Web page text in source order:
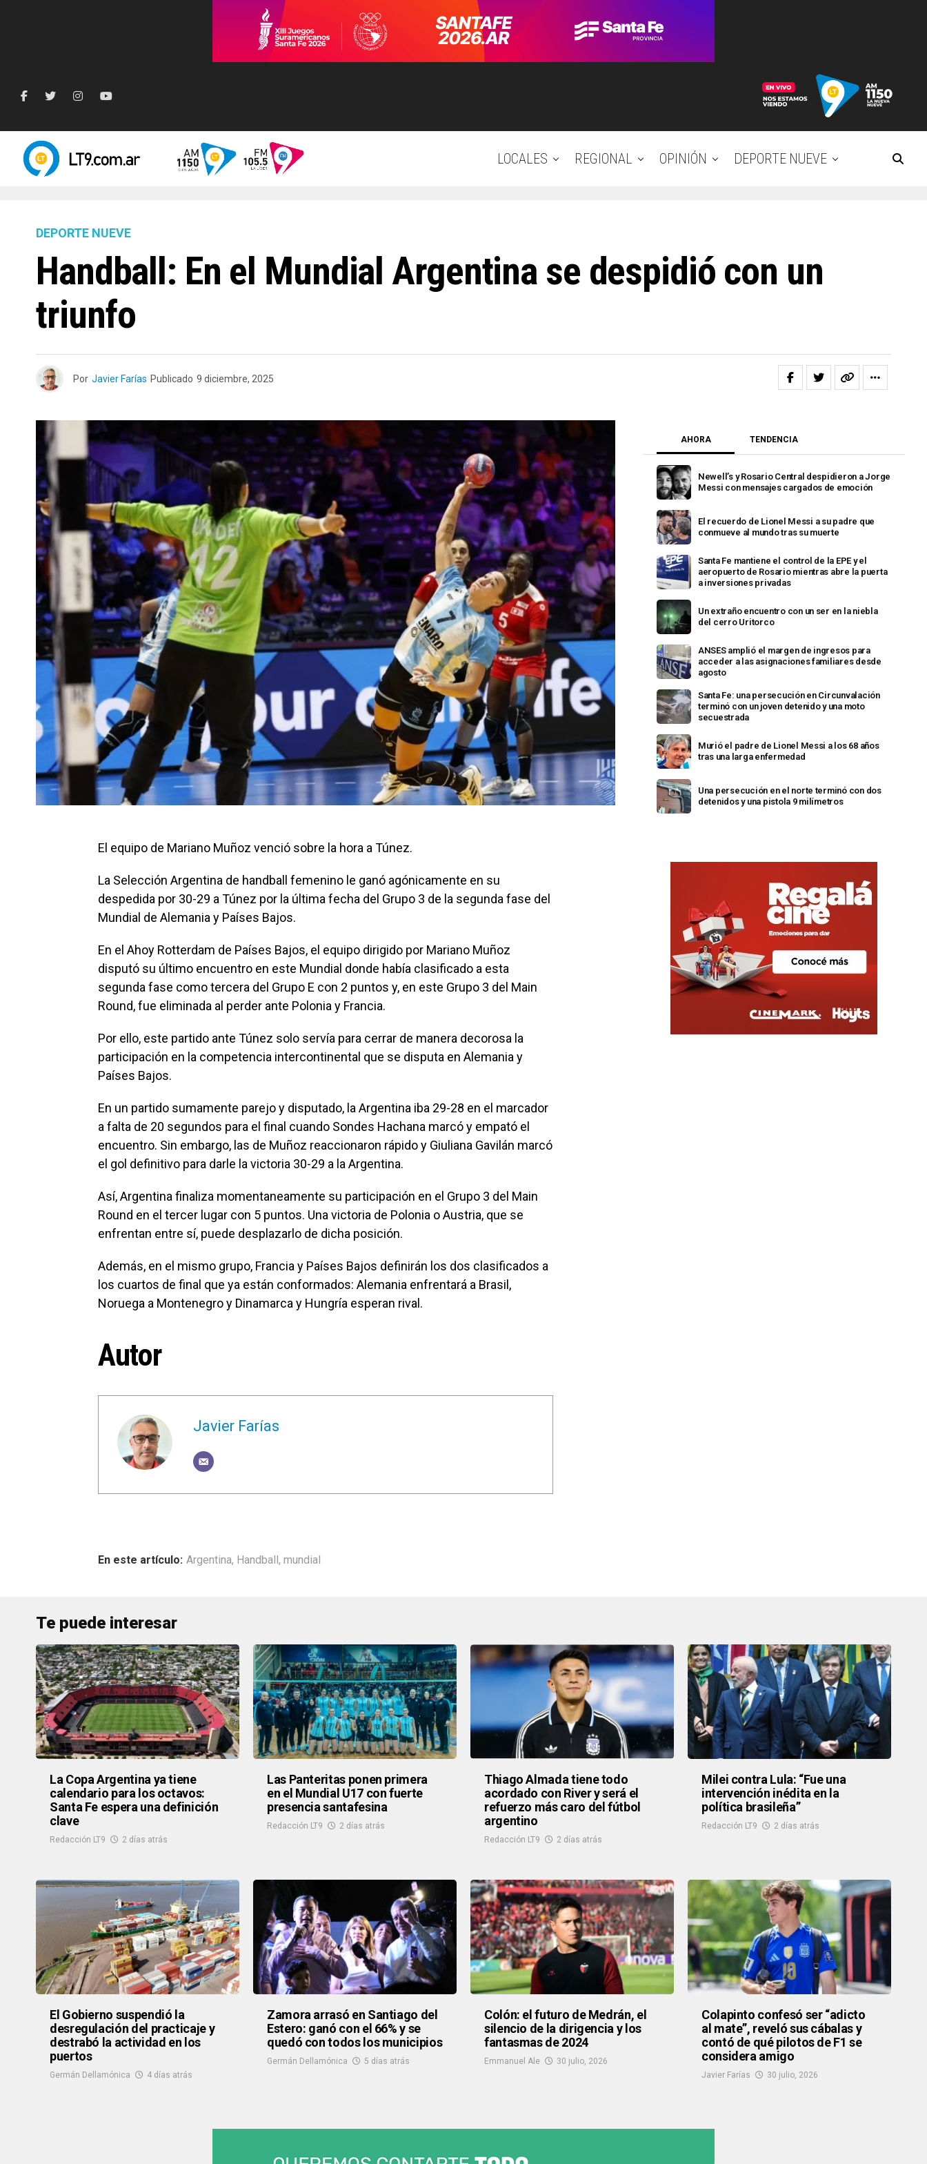
LOCALES REGIONAL OPINIÓN DEPORTE NUEVE
DEPORTE NUEVE
Handball: En el Mundial Argentina se despidió con un
triunfo
Por Javier Farías Publicado 9 diciembre, 2025
El equipo de Mariano Muñoz venció sobre la hora a Túnez.
La Selección Argentina de handball femenino le ganó agónicamente en su
despedida por 30-29 a Túnez por la última fecha del Grupo 3 de la segunda fase del
Mundial de Alemania y Países Bajos.
En el Ahoy Rotterdam de Países Bajos, el equipo dirigido por Mariano Muñoz
disputó su último encuentro en este Mundial donde había clasificado a esta
segunda fase como tercera del Grupo E con 2 puntos y, en este Grupo 3 del Main
Round, fue eliminada al perder ante Polonia y Francia.
Por ello, este partido ante Túnez solo servía para cerrar de manera decorosa la
participación en la competencia intercontinental que se disputa en Alemania y
Países Bajos.
En un partido sumamente parejo y disputado, la Argentina iba 29-28 en el marcador
a falta de 20 segundos para el final cuando Sondes Hachana marcó y empató el
encuentro. Sin embargo, las de Muñoz reaccionaron rápido y Giuliana Gavilán marcó
el gol definitivo para darle la victoria 30-29 a la Argentina.
Así, Argentina finaliza momentaneamente su participación en el Grupo 3 del Main
Round en el tercer lugar con 5 puntos. Una victoria de Polonia o Austria, que se
enfrentan entre sí, puede desplazarlo de dicha posición.
Además, en el mismo grupo, Francia y Países Bajos definirán los dos clasificados a
los cuartos de final que ya están conformados: Alemania enfrentará a Brasil,
Noruega a Montenegro y Dinamarca y Hungría esperan rival.
Autor
Javier Farías
Argentina, Handball , mundial
AHORA TENDENCIA
Newell’s y Rosario Central despidieron a Jorge
Messi con mensajes cargados de emoción
El recuerdo de Lionel Messi a su padre que
conmueve al mundo tras su muerte
Santa Fe mantiene el control de la EPE y el
aeropuerto de Rosario mientras abre la puerta
a inversiones privadas
Un extraño encuentro con un ser en la niebla
del cerro Uritorco
ANSES amplió el margen de ingresos para
acceder a las asignaciones familiares desde
agosto
Santa Fe: una persecución en Circunvalación
terminó con un joven detenido y una moto
secuestrada
Murió el padre de Lionel Messi a los 68 años
tras una larga enfermedad
Una persecución en el norte terminó con dos
detenidos y una pistola 9 milímetros
Te puede interesar
La Copa Argentina ya tiene
calendario para los octavos:
Santa Fe espera una definición
clave
Redacción LT9 2 días atrás
Las Panteritas ponen primera
en el Mundial U17 con fuerte
presencia santafesina
Redacción LT9 2 días atrás
Thiago Almada tiene todo
acordado con River y será el
refuerzo más caro del fútbol
argentino
Redacción LT9 2 días atrás
Milei contra Lula: “Fue una
intervención inédita en la
política brasileña”
Redacción LT9 2 días atrás
El Gobierno suspendió la
desregulación del practicaje y
destrabó la actividad en los
puertos
Germán Dellamónica 4 días atrás
Zamora arrasó en Santiago del
Estero: ganó con el 66% y se
quedó con todos los municipios
Germán Dellamónica 5 días atrás
Colón: el futuro de Medrán, el
silencio de la dirigencia y los
fantasmas de 2024
Emmanuel Ale 30 julio, 2026
Colapinto confesó ser “adicto
al mate”, reveló sus cábalas y
contó de qué pilotos de F1 se
considera amigo
Javier Farías 30 julio, 2026